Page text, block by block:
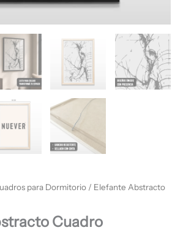
para Dormitorio / Elefante Abstracto
Cuadro